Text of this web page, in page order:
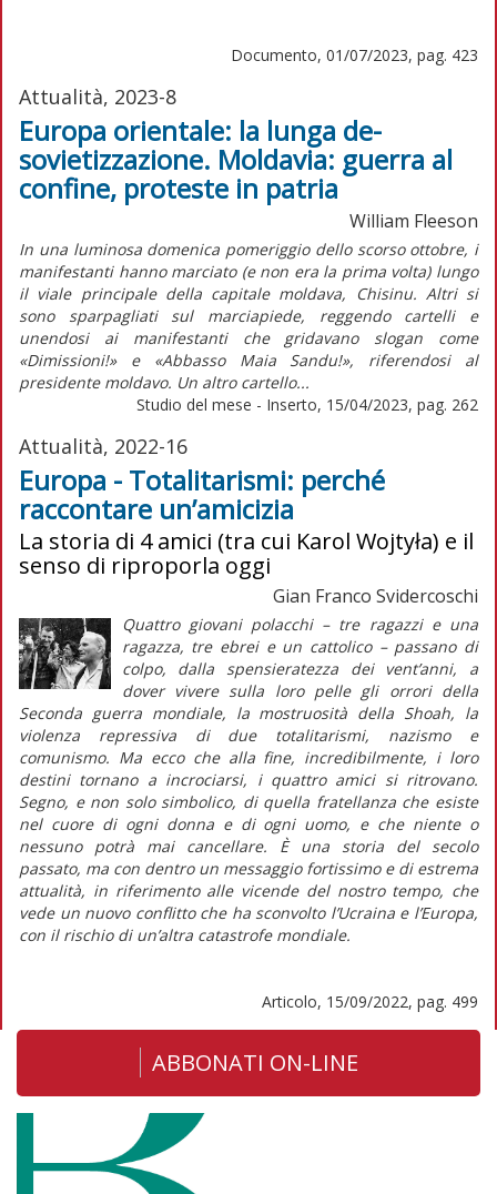
Documento, 01/07/2023, pag. 423
Attualità, 2023-8
Europa orientale: la lunga de-
sovietizzazione. Moldavia: guerra al
confine, proteste in patria
William Fleeson
In una luminosa domenica pomeriggio dello scorso ottobre, i
manifestanti hanno marciato (e non era la prima volta) lungo
il viale principale della capitale moldava, Chisinu. Altri si
sono sparpagliati sul marciapiede, reggendo cartelli e
unendosi ai manifestanti che gridavano slogan come
«Dimissioni!» e «Abbasso Maia Sandu!», riferendosi al
presidente moldavo. Un altro cartello...
Studio del mese - Inserto, 15/04/2023, pag. 262
Attualità, 2022-16
Europa - Totalitarismi: perché
raccontare un’amicizia
La storia di 4 amici (tra cui Karol Wojtyła) e il
senso di riproporla oggi
Gian Franco Svidercoschi
Quattro giovani polacchi – tre ragazzi e una
ragazza, tre ebrei e un cattolico – passano di
colpo, dalla spensieratezza dei vent’anni, a
dover vivere sulla loro pelle gli orrori della
Seconda guerra mondiale, la mostruosità della Shoah, la
violenza repressiva di due totalitarismi, nazismo e
comunismo. Ma ecco che alla fine, incredibilmente, i loro
destini tornano a incrociarsi, i quattro amici si ritrovano.
Segno, e non solo simbolico, di quella fratellanza che esiste
nel cuore di ogni donna e di ogni uomo, e che niente o
nessuno potrà mai cancellare. È una storia del secolo
passato, ma con dentro un messaggio fortissimo e di estrema
attualità, in riferimento alle vicende del nostro tempo, che
vede un nuovo conflitto che ha sconvolto l’Ucraina e l’Europa,
con il rischio di un’altra catastrofe mondiale.
Articolo, 15/09/2022, pag. 499
ABBONATI ON-LINE